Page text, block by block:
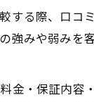
する際、口コ
強みや弱みを
金・保証内容